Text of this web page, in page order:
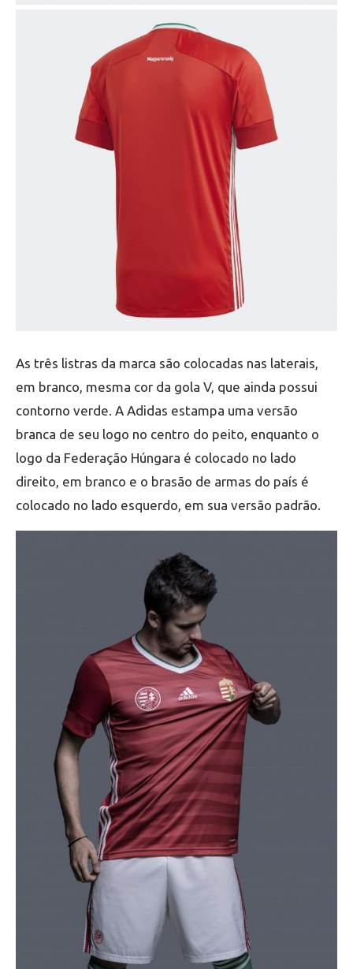
As três listras da marca são colocadas nas laterais,
em branco, mesma cor da gola V, que ainda possui
contorno verde. A Adidas estampa uma versão
branca de seu logo no centro do peito, enquanto o
logo da Federação Húngara é colocado no lado
direito, em branco e o brasão de armas do país é
colocado no lado esquerdo, em sua versão padrão.